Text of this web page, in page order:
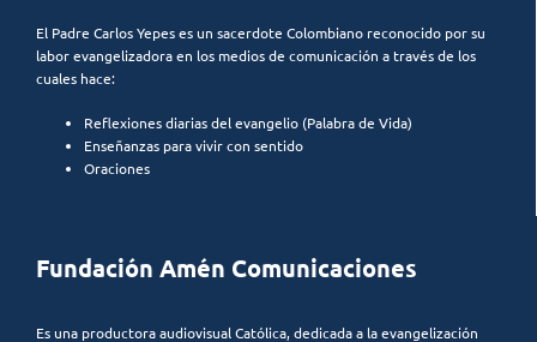
El Padre Carlos Yepes es un sacerdote Colombiano reconocido por su
labor evangelizadora en los medios de comunicación a través de los
cuales hace:
Reflexiones diarias del evangelio (Palabra de Vida)
Enseñanzas para vivir con sentido
Oraciones
Fundación Amén Comunicaciones
Es una productora audiovisual Católica, dedicada a la evangelización